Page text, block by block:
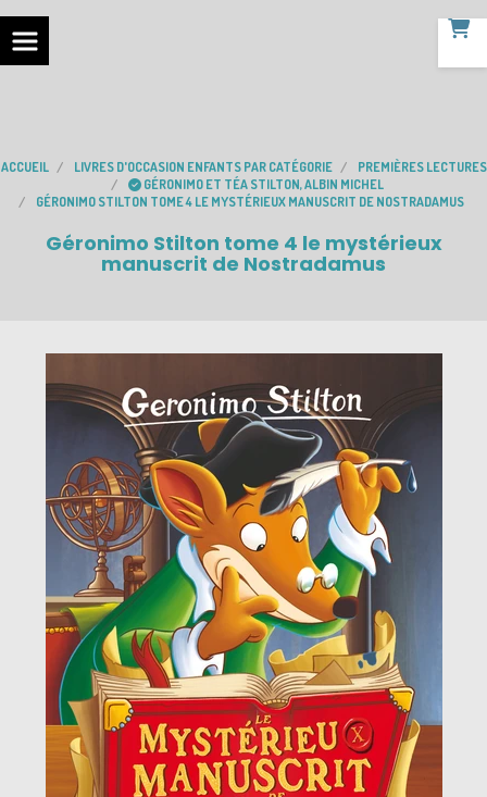
ACCUEIL LIVRES D'OCCASION ENFANTS PAR CATÉGORIE
PREMIÈRES LECTURES
GÉRONIMO ET TÉA STILTON, ALBIN MICHEL
GÉRONIMO STILTON TOME 4 LE MYSTÉRIEUX MANUSCRIT DE NOSTRADAMUS
Géronimo Stilton tome 4 le mystérieux
manuscrit de Nostradamus